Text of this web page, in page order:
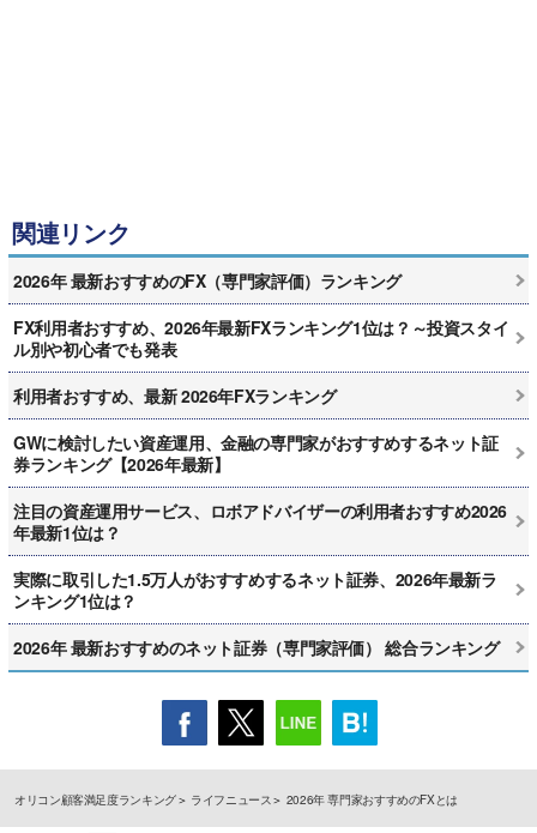
関連リンク
2026年 最新おすすめのFX（専門家評価）ランキング
FX利用者おすすめ、2026年最新FXランキング1位は？～投資スタイ
ル別や初心者でも発表
利用者おすすめ、最新 2026年FXランキング
GWに検討したい資産運用、金融の専門家がおすすめするネット証
券ランキング【2026年最新】
注目の資産運用サービス、ロボアドバイザーの利用者おすすめ2026
年最新1位は？
実際に取引した1.5万人がおすすめするネット証券、2026年最新ラ
ンキング1位は？
2026年 最新おすすめのネット証券（専門家評価） 総合ランキング
オリコン顧客満足度ランキング ライフニュース 2026年 専門家おすすめのFXとは